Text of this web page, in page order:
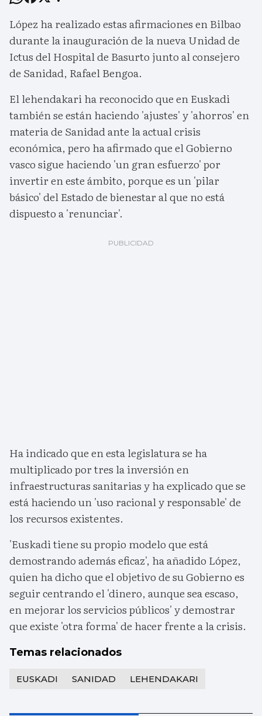
López ha realizado estas afirmaciones en Bilbao
durante la inauguración de la nueva Unidad de
Ictus del Hospital de Basurto junto al consejero
de Sanidad, Rafael Bengoa.
El lehendakari ha reconocido que en Euskadi
también se están haciendo 'ajustes' y 'ahorros' en
materia de Sanidad ante la actual crisis
económica, pero ha afirmado que el Gobierno
vasco sigue haciendo 'un gran esfuerzo' por
invertir en este ámbito, porque es un 'pilar
básico' del Estado de bienestar al que no está
dispuesto a 'renunciar'.
Ha indicado que en esta legislatura se ha
multiplicado por tres la inversión en
infraestructuras sanitarias y ha explicado que se
está haciendo un 'uso racional y responsable' de
los recursos existentes.
'Euskadi tiene su propio modelo que está
demostrando además eficaz', ha añadido López,
quien ha dicho que el objetivo de su Gobierno es
seguir centrando el 'dinero, aunque sea escaso,
en mejorar los servicios públicos' y demostrar
que existe 'otra forma' de hacer frente a la crisis.
Temas relacionados
EUSKADI SANIDAD LEHENDAKARI